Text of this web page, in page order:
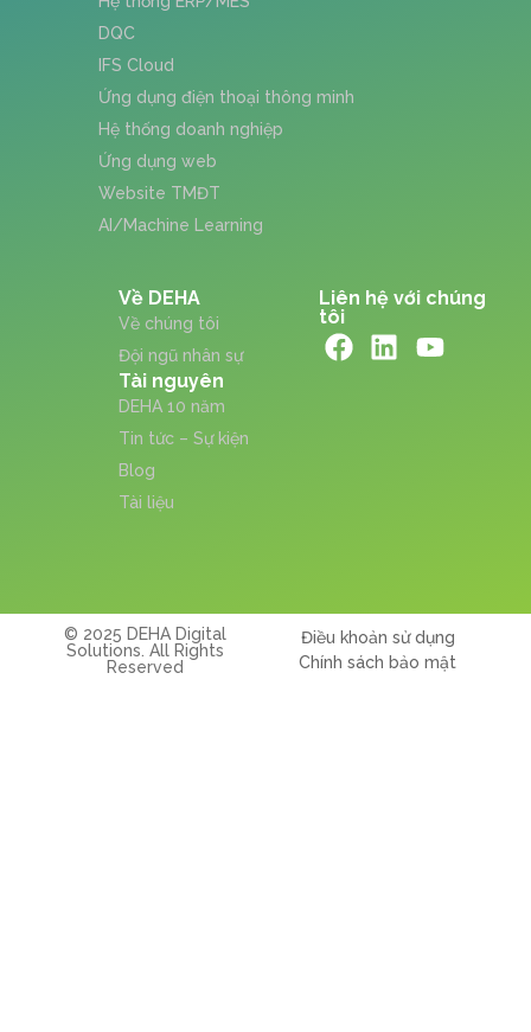
DQC
IFS Cloud
Ứng dụng điện thoại thông minh
Hệ thống doanh nghiệp
Ứng dụng web
Website TMĐT
AI/Machine Learning
Về DEHA
Về chúng tôi
Đội ngũ nhân sự
Tài nguyên
DEHA 10 năm
Tin tức – Sự kiện
Blog
Tài liệu
Liên hệ với chúng
tôi
© 2025 DEHA Digital
Solutions. All Rights
Reserved
Điều khoản sử dụng
Chính sách bảo mật